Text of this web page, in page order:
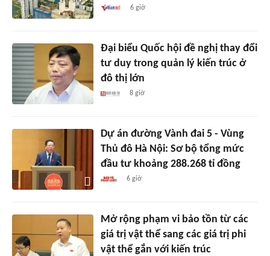
6 giờ
Đại biểu Quốc hội đề nghị thay đổi
tư duy trong quản lý kiến trúc ở
đô thị lớn
8 giờ
Dự án đường Vành đai 5 - Vùng
Thủ đô Hà Nội: Sơ bộ tổng mức
đầu tư khoảng 288.268 tỉ đồng
6 giờ
Mở rộng phạm vi bảo tồn từ các
giá trị vật thể sang các giá trị phi
vật thể gắn với kiến trúc